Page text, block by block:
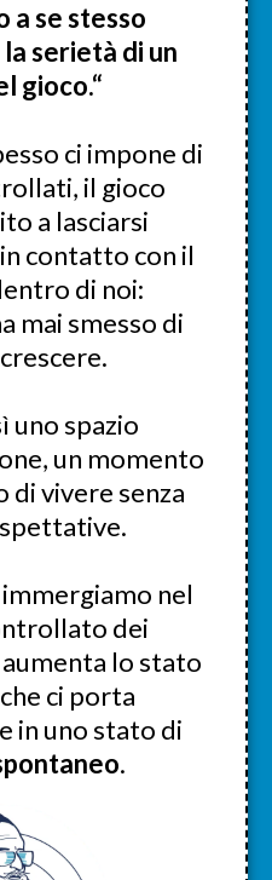
a se stesso
serietà di un
gioco.“
ci impone di
il gioco
a lasciarsi
contatto con il
di noi:
mai smesso di
uno spazio
un momento
di vivere senza
nel
dei
lo stato
ci porta
in uno stato di
.